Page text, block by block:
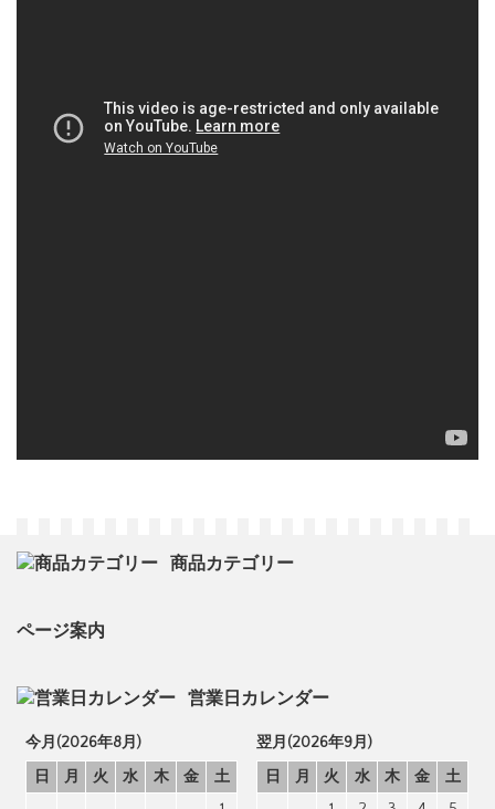
商品カテゴリー
ページ案内
営業日カレンダー
今月(2026年8月)
日
月 火 水 木 金
土
翌月(2026年9月)
日
月 火 水 木 金
土